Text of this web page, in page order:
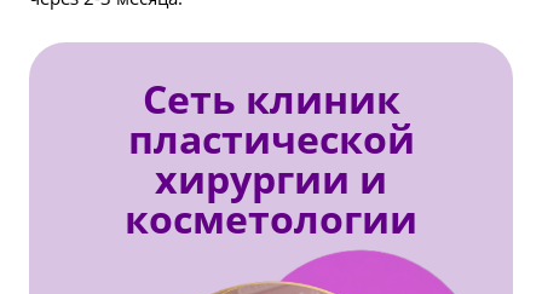
Сеть клиник
пластической
хирургии и
косметологии